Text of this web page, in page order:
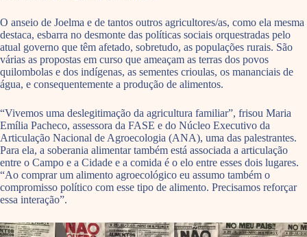
O anseio de Joelma e de tantos outros agricultores/as, como ela mesma
destaca, esbarra no desmonte das políticas sociais orquestradas pelo
atual governo que têm afetado, sobretudo, as populações rurais. São
várias as propostas em curso que ameaçam as terras dos povos
quilombolas e dos indígenas, as sementes crioulas, os mananciais de
água, e consequentemente a produção de alimentos.
“Vivemos uma deslegitimação da agricultura familiar”, frisou Maria
Emília Pacheco, assessora da FASE e do Núcleo Executivo da
Articulação Nacional de Agroecologia (ANA), uma das palestrantes.
Para ela, a soberania alimentar também está associada a articulação
entre o Campo e a Cidade e a comida é o elo entre esses dois lugares.
“Ao comprar um alimento agroecológico eu assumo também o
compromisso político com esse tipo de alimento. Precisamos reforçar
essa interação”.